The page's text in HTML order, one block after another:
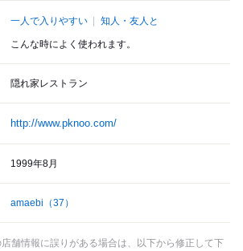
一人で入りやすい 知人・友人と
こんな時によく使われます。
隠れ家レストラン
http://www.pknoo.com/
1999年8月
amaebi （37）
舗情報に誤りがある場合は、以下から修正して下